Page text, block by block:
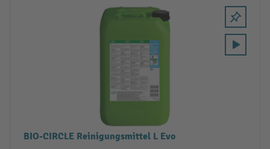
BIO-CIRCLE Reinigungsmittel L Evo